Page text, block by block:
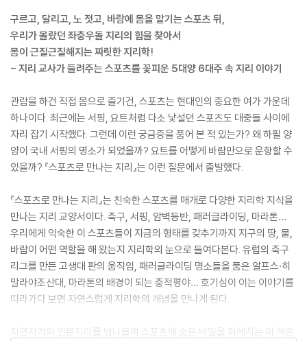
구르고, 달리고, 노 젓고, 바람에 몸을 맡기는 스포츠 뒤,
우리가 몰랐던 좌충우돌 지리의 힘을 찾아서
몸이 근질근질해지는 짜릿한 지리학!
- 지리 교사가 들려주는 스포츠를 꽃피운 5대양 6대주 속 지리 이야기
관람을 하건 직접 몸으로 즐기건, 스포츠는 현대인의 중요한 여가 가운데
하나이다. 최근에는 서핑, 요트처럼 다소 낯설던 스포츠도 대중들 사이에
자리 잡기 시작했다. 그런데 이런 궁금증을 품어 본 적 있는가? 왜 하필 양
양이 국내 서핑의 명소가 되었을까? 요트를 어떻게 바람만으로 운항할 수
있을까? 『스포츠로 만나는 지리』는 이런 질문에서 출발했다.
『스포츠로 만나는 지리』는 친숙한 스포츠를 매개로 다양한 지리학 지식을
만나는 지리 교양서이다. 축구, 서핑, 암벽등반, 패러글라이딩, 마라톤…
우리에게 익숙한 이 스포츠들이 지금의 형태를 갖추기까지 지구의 땅, 물,
바람이 어떤 역할을 해 왔는지 지리학의 눈으로 들여다본다. 유럽의 축구
리그를 만든 고생대 판의 움직임, 패러글라이딩 명소들을 품은 알프스·히
말라야조산대, 마라톤의 배경이 되는 충적평야… 호기심이 이는 이야기를
따라가다 보면 자연스럽게 지리학의 개념을 만나게 된다.
자연지리와 인문지리를 넘나들며 스포츠에 숨은 비밀을 파헤치는 이 책은